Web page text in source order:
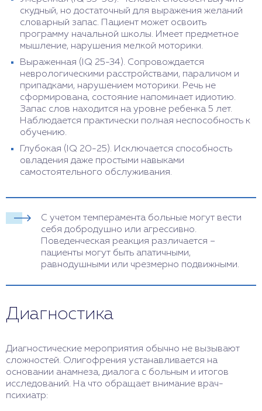
небольшой запас слов и не владеют
грамматикой. У них возникают сложности в
усвоении нового материала и бытовых
навыков. Им требуется постоянный уход.
Идиотия. Человек не способен овладеть
членораздельной речью, не может
воспринимать речь посторонних. Реакция на
раздражители проявляется в виде плача,
аутоагрессии и агрессии. Возникают
сложности с передвижением. Пациентам
требуется непрерывный контроль.
скудный, но достаточный для выражения желаний
словарный запас. Пациент может освоить
программу начальной школы. Имеет предметное
мышление, нарушения мелкой моторики.
Выраженная (IQ 25-34). Сопровождается
неврологическими расстройствами, параличом и
припадками, нарушением моторики. Речь не
сформирована, состояние напоминает идиотию.
Запас слов находится на уровне ребенка 5 лет.
Наблюдается практически полная неспособность к
обучению.
Глубокая (IQ 20-25). Исключается способность
овладения даже простыми навыками
самостоятельного обслуживания.
С учетом темперамента больные могут вести
себя добродушно или агрессивно.
Поведенческая реакция различается –
пациенты могут быть апатичными,
равнодушными или чрезмерно подвижными.
Диагностика
Диагностические мероприятия обычно не вызывают
сложностей. Олигофрения устанавливается на
основании анамнеза, диалога с больным и итогов
исследований. На что обращает внимание врач-
психиатр: